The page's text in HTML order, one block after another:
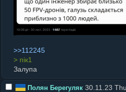
>>112245
> пік1
Залупа
Полян Берегуляк 30.11.23